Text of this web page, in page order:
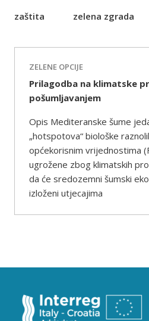
zaštita
zelena zgrada
ZELENE OPCIJE
Prilagodba na klimatske
pošumljavanjem
Opis Mediteranske šume
„hotspotova“ biološke
općekorisnim vrijednostima
ugrožene zbog klimatskih
da će sredozemni šumski
izloženi utjecajima